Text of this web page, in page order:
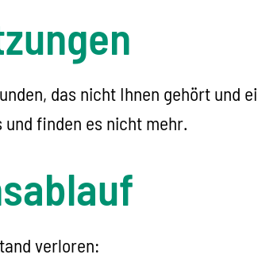
das nicht Ihnen gehört und
finden es nicht mehr.
verloren: